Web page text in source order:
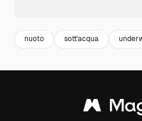
nuoto sott'acqua